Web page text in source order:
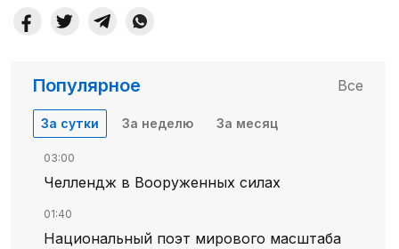
Популярное Все
За сутки За неделю За месяц
03:00
Челлендж в Вооруженных силах
01:40
Национальный поэт мирового масштаба